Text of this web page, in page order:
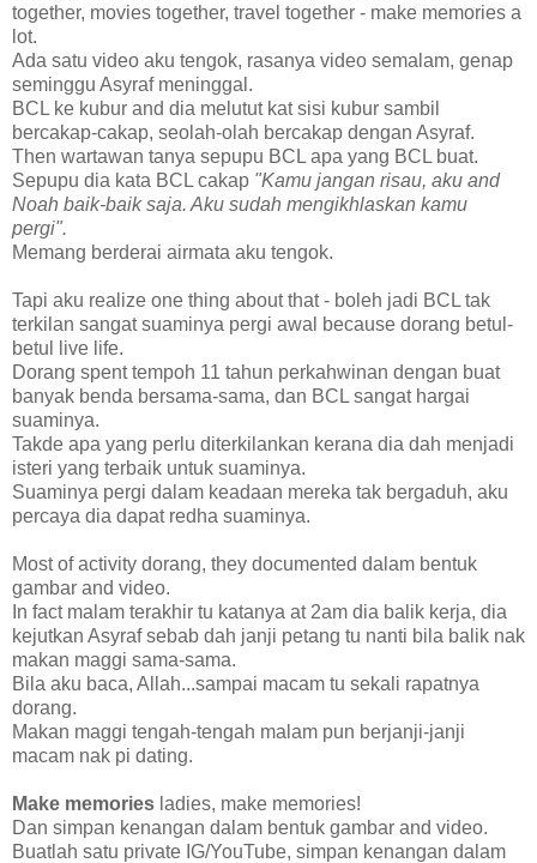
together, movies together, travel together - make memories a
lot.
Ada satu video aku tengok, rasanya video semalam, genap
seminggu Asyraf meninggal.
BCL ke kubur and dia melutut kat sisi kubur sambil
bercakap-cakap, seolah-olah bercakap dengan Asyraf.
Then wartawan tanya sepupu BCL apa yang BCL buat.
Sepupu dia kata BCL cakap "Kamu jangan risau, aku and
Noah baik-baik saja. Aku sudah mengikhlaskan kamu
pergi".
Memang berderai airmata aku tengok.
Tapi aku realize one thing about that - boleh jadi BCL tak
terkilan sangat suaminya pergi awal because dorang betul-
betul live life.
Dorang spent tempoh 11 tahun perkahwinan dengan buat
banyak benda bersama-sama, dan BCL sangat hargai
suaminya.
Takde apa yang perlu diterkilankan kerana dia dah menjadi
isteri yang terbaik untuk suaminya.
Suaminya pergi dalam keadaan mereka tak bergaduh, aku
percaya dia dapat redha suaminya.
Most of activity dorang, they documented dalam bentuk
gambar and video.
In fact malam terakhir tu katanya at 2am dia balik kerja, dia
kejutkan Asyraf sebab dah janji petang tu nanti bila balik nak
makan maggi sama-sama.
Bila aku baca, Allah...sampai macam tu sekali rapatnya
dorang.
Makan maggi tengah-tengah malam pun berjanji-janji
macam nak pi dating.
Make memories ladies, make memories!
Dan simpan kenangan dalam bentuk gambar and video.
Buatlah satu private IG/YouTube, simpan kenangan dalam